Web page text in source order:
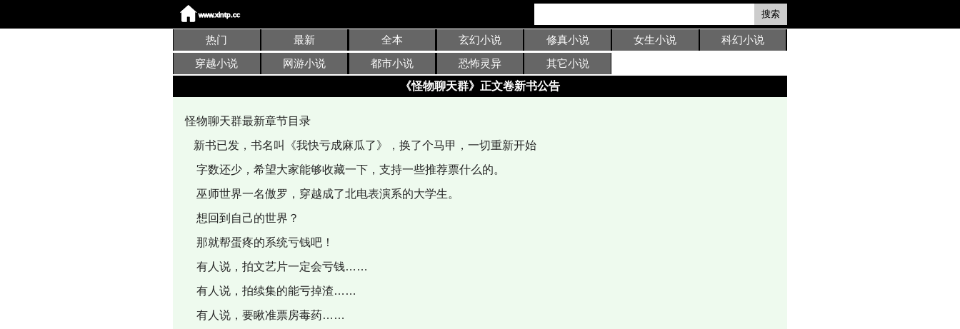
搜索
热门 最新 全本 玄幻小说 修真小说 女生小说
科幻小说
穿越小说
网游小说 都市小说 恐怖灵异
其它小说
《怪物聊天群》正文卷新书公告
怪物聊天群最新章节目录
新书已发，书名叫《我快亏成麻瓜了》，换了个马甲，一切重新开始
字数还少，希望大家能够收藏一下，支持一些推荐票什么的。
巫师世界一名傲罗，穿越成了北电表演系的大学生。
想回到自己的世界？
那就帮蛋疼的系统亏钱吧！
有人说，拍文艺片一定会亏钱……
有人说，拍续集的能亏掉渣……
有人说，要瞅准票房毒药……